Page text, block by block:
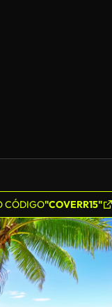
CÓDIGO"COVERR15"